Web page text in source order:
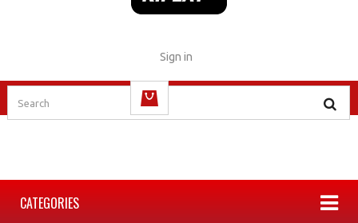
Sign in
CATEGORIES